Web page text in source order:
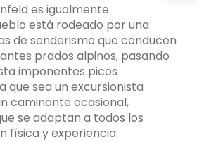
es igualmente
está rodeado por una
de senderismo que conducen
prados alpinos, pasando
imponentes picos
que sea un excursionista
caminante ocasional,
se adaptan a todos los
física y experiencia.